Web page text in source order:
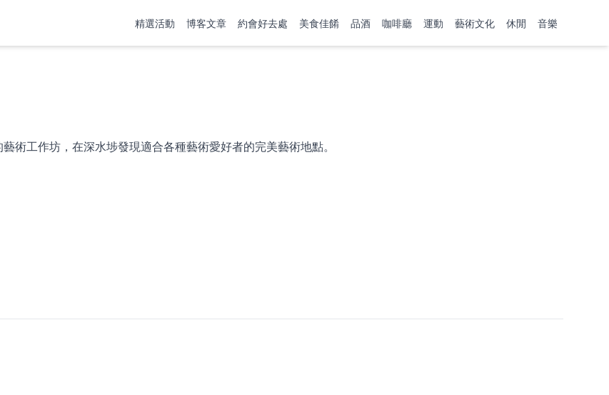
精選活動 博客文章 約會好去處 美食佳餚 品酒 咖啡廳 運動 藝術文化 休閒 音樂
術工作坊，在深水埗發現適合各種藝術愛好者的完美藝術地點。